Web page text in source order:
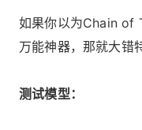
如果你以为Chain of
万能神器，那就大错
测试模型：